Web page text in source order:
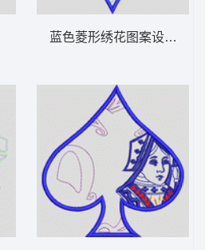
蓝色菱形绣花图案设计 纸牌